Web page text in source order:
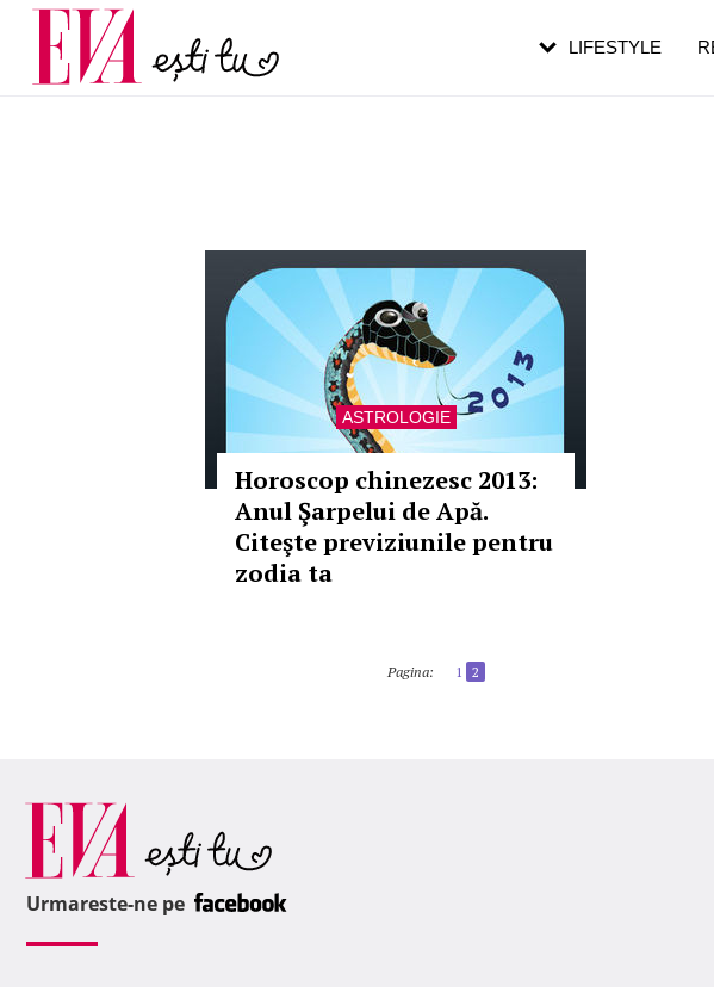
ASTROLOGIE
Horoscop chinezesc 2013:
Anul Şarpelui de Apă.
Citeşte previziunile pentru
zodia ta
Pagina: 1 2
LIFESTYLE
Carieră
Actualitate
Urmareste-ne pe